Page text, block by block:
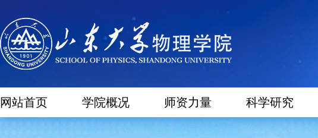
网站首页 学院概况 师资力量 科学研究